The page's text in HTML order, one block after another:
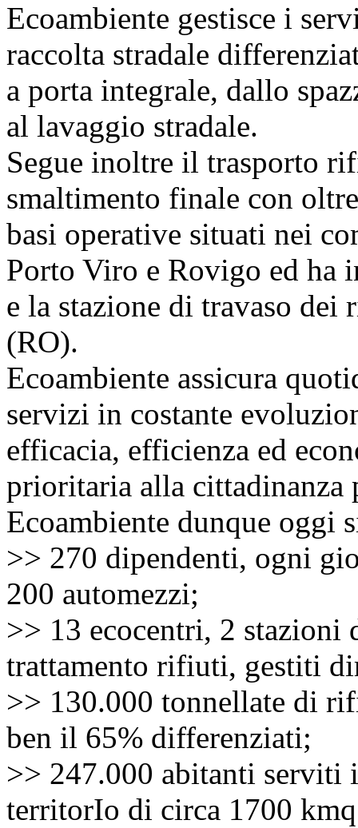
Ecoambiente gestisce i
raccolta stradale
a porta integrale, dallo
al lavaggio stradale.
Segue inoltre il trasporto
smaltimento finale con
basi operative situati nei
Porto Viro e Rovigo ed ha
e la stazione di travaso
(RO).
Ecoambiente assicura
servizi in costante
efficacia, efficienza ed
prioritaria alla cittadinanza
Ecoambiente dunque oggi
>> 270 dipendenti, ogni
200 automezzi;
>> 13 ecocentri, 2 stazioni
trattamento rifiuti, gestiti
>> 130.000 tonnellate di
ben il 65% differenziati;
>> 247.000 abitanti serviti
territorIo di circa 1700